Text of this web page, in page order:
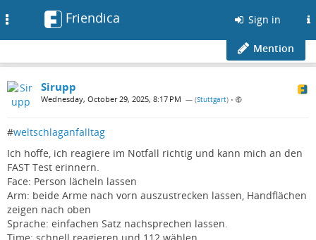
Friendica Sign in
Mention
Sirupp
Wednesday, October 29, 2025, 8:17 PM — (Stuttgart) •
#weltschlaganfalltag
Ich hoffe, ich reagiere im Notfall richtig und kann mich an den
FAST Test erinnern.
Face: Person lächeln lassen
Arm: beide Arme nach vorn auszustrecken lassen, Handflächen
zeigen nach oben
Sprache: einfachen Satz nachsprechen lassen.